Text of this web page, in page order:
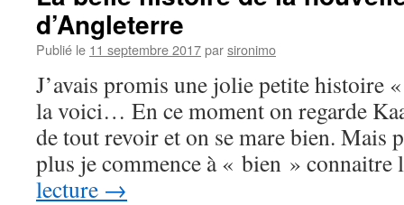
d’Angleterre
Publié le 11 septembre 2017parsironimo
J’avais promis une jolie petite histoire
la voici… En ce moment on regarde
de tout revoir et on se mare bien. Mais
plus je commence à « bien »
lecture →